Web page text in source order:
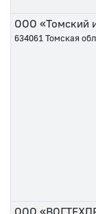
ООО «Томский
634061 Томская